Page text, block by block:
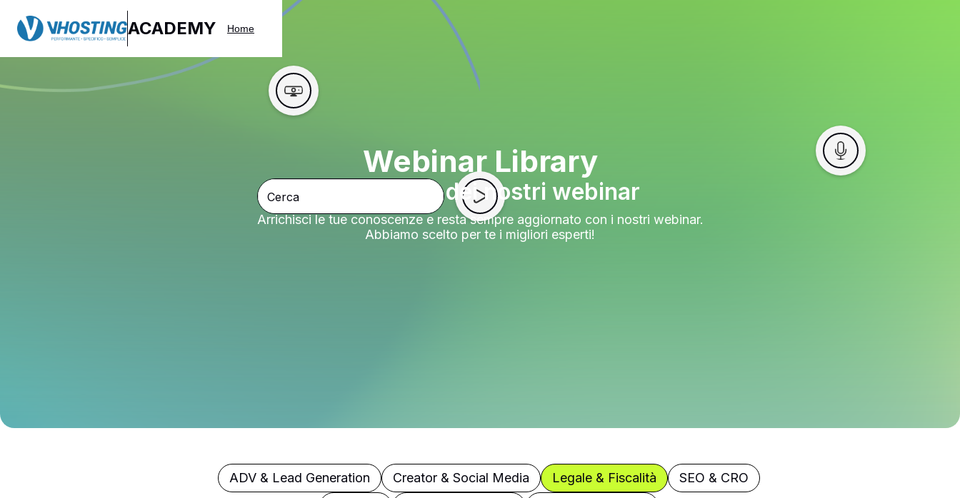
ACADEMY Home
Webinar Library
La raccolta dei nostri webinar
Arrichisci le tue conoscenze e resta sempre aggiornato con i nostri webinar.
Abbiamo scelto per te i migliori esperti!
ADV & Lead Generation Creator & Social Media Legale & Fiscalità
SEO & CRO